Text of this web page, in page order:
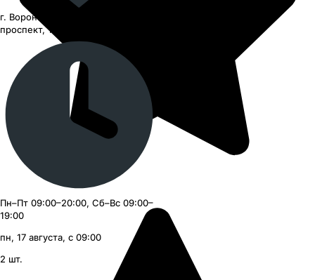
г. Воронеж, Московский
проспект, 11/22
Пн–Пт 09:00–20:00, Сб–Вс 09:00–
19:00
пн, 17 августа, с 09:00
2 шт.